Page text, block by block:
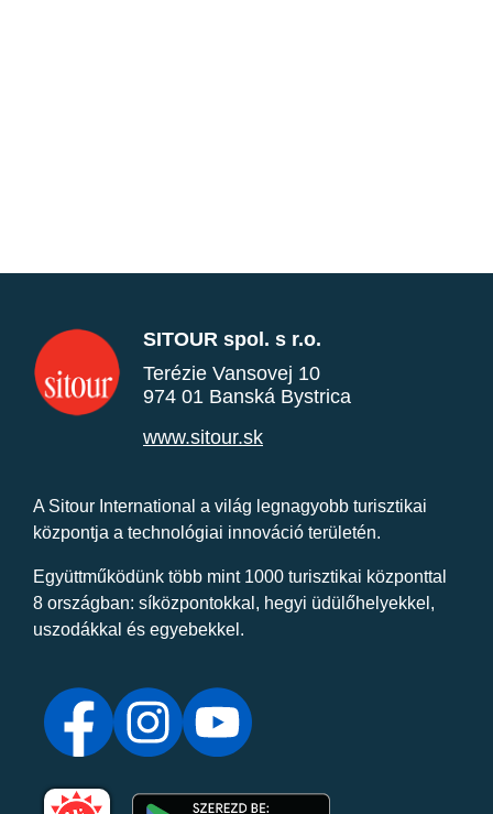
SITOUR spol. s r.o.
Terézie Vansovej 10
974 01 Banská Bystrica
www.sitour.sk
A Sitour International a világ legnagyobb turisztikai
központja a technológiai innováció területén.
Együttműködünk több mint 1000 turisztikai központtal
8 országban: síközpontokkal, hegyi üdülőhelyekkel,
uszodákkal és egyebekkel.